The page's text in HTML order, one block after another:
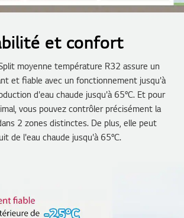
et confort
moyenne température R32 assure un
et fiable avec un fonctionnement jusqu'à
d'eau chaude jusqu'à 65°C. Et pour
vous pouvez contrôler précisément la
2 zones distinctes. De plus, elle peut
de l'eau chaude jusqu'à 65°C.